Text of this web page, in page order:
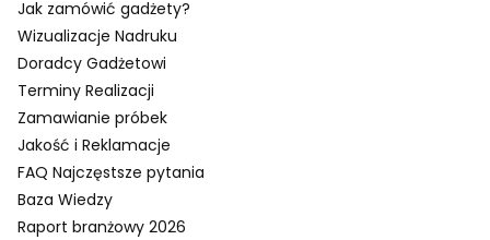
Jak zamówić gadżety?
Wizualizacje Nadruku
Doradcy Gadżetowi
Terminy Realizacji
Zamawianie próbek
Jakość i Reklamacje
FAQ Najczęstsze pytania
Baza Wiedzy
Raport branżowy 2026